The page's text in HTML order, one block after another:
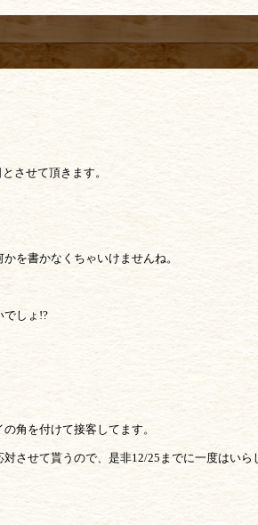
させて頂きます。
を書かなくちゃいけませんね。
でしょ!?
角を付けて接客してます。
させて貰うので、是非12/25までに一度はいら